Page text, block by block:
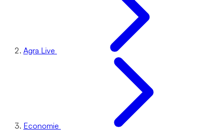
Agra Live
Economie